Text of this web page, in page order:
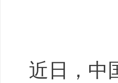
近日，中